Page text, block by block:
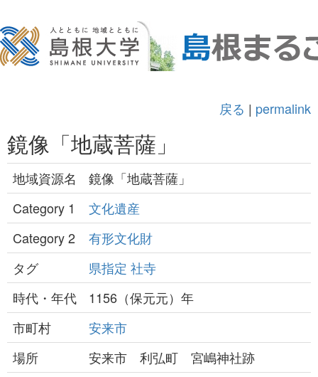
戻る | permalink
鏡像「地蔵菩薩」
地域資源名
鏡像「地蔵菩薩」
Category 1
文化遺産
Category 2
有形文化財
タグ
県指定 社寺
時代・年代
1156（保元元）年
市町村
安来市
場所
安来市 利弘町 宮嶋神社跡